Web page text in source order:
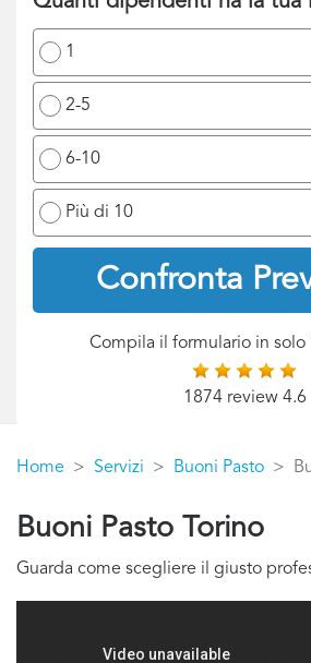
1
2-5
6-10
Più di 10
Confronta
Compila il formulario in solo
1874 review 4.6
Home Servizi Buoni Pasto
Buoni Pasto Torino
Guarda come scegliere il giusto